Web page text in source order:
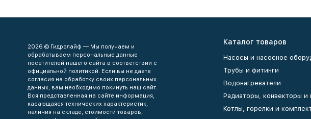
2026 © Гидролайф — Мы получаем и
обрабатываем персональные данные
посетителей нашего сайта в соответствии с
официальной политикой. Если вы не даете
согласия на обработку своих персональных
данных, вам необходимо покинуть наш сайт.
Вся представленная на сайте информация,
касающаяся технических характеристик,
наличия на складе, стоимости товаров,
Каталог товаров
Насосы и насосное
Трубы и фитинги
Водонагреватели
Радиаторы, конвекторы
Котлы, горелки и